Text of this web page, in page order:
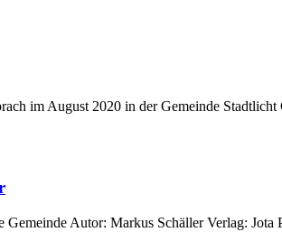
im August 2020 in der Gemeinde
Autor: Markus Schäller Verlag: